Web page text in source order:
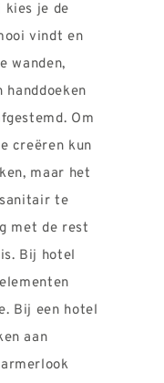
kies je de
vindt en
wanden,
handdoeken
Om
creëren kun
maar het
te
met de rest
Bij hotel
Bij een hotel
aan